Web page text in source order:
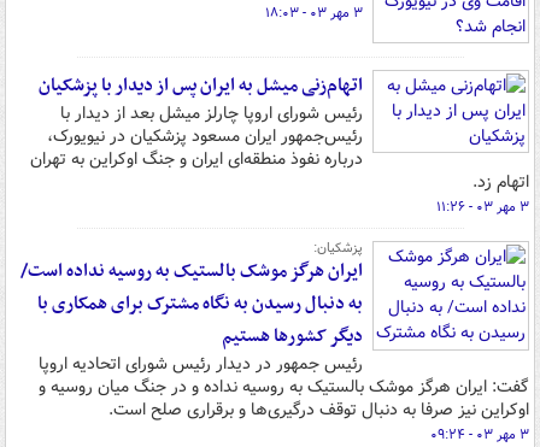
۳ مهر ۰۳ - ۱۸:۰۳
اتهام‌زنی‌ میشل به ایران پس از دیدار با پزشکیان
رئیس شورای اروپا چارلز میشل بعد از دیدار با
رئیس‌جمهور ایران مسعود پزشکیان در نیویورک،
درباره نفوذ منطقه‌ای ایران و جنگ اوکراین به تهران
اتهام‌ زد.
۳ مهر ۰۳ - ۱۱:۲۶
پزشکیان:
ایران هرگز موشک بالستیک به روسیه نداده است/
به دنبال رسیدن به نگاه مشترک برای همکاری با
دیگر کشورها هستیم
رئیس جمهور در دیدار رئیس شورای اتحادیه اروپا
گفت: ایران هرگز موشک بالستیک به روسیه نداده و در جنگ میان روسیه و
اوکراین نیز صرفا به دنبال توقف درگیری‌ها و برقراری صلح است.
۳ مهر ۰۳ - ۰۹:۲۴